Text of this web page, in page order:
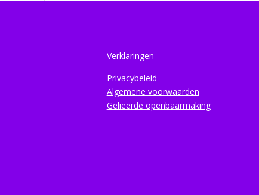
Verklaringen
Privacybeleid
Algemene voorwaarden
Gelieerde openbaarmaking